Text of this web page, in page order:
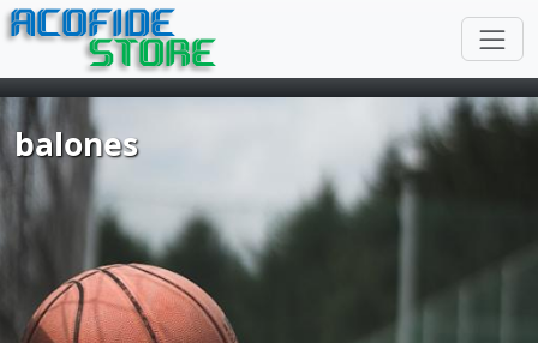
ACOFIDE
STORE
balones